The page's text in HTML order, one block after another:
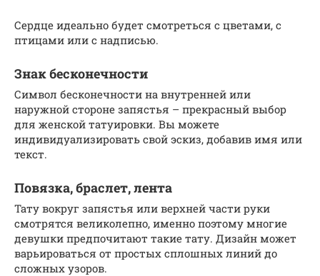
Сердце идеально будет смотреться с цветами, с
птицами или с надписью.
Знак бесконечности
Символ бесконечности на внутренней или
наружной стороне запястья – прекрасный выбор
для женской татуировки. Вы можете
индивидуализировать свой эскиз, добавив имя или
текст.
Повязка, браслет, лента
Тату вокруг запястья или верхней части руки
смотрятся великолепно, именно поэтому многие
девушки предпочитают такие тату. Дизайн может
варьироваться от простых сплошных линий до
сложных узоров.